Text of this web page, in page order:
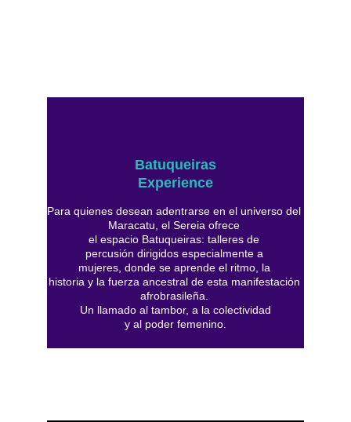
Batuqueiras
Experience
Para quienes desean adentrarse en el universo del
Maracatu, el Sereia ofrece
el espacio Batuqueiras: talleres de
percusión dirigidos especialmente a
mujeres, donde se aprende el ritmo, la
historia y la fuerza ancestral de esta manifestación
afrobrasileña.
Un llamado al tambor, a la colectividad
y al poder femenino.